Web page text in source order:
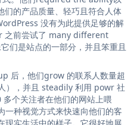
们的产品质量、轻巧且符合人体
没有为此提供足够的解
之前尝试了 many different
们是站点的一部分，并且笨重且
后，他们grow 的联系人数量超
），并且 steadily 利用 powr 社
个关注者在他们的网站上喂
种视觉方式来快速向他们的客